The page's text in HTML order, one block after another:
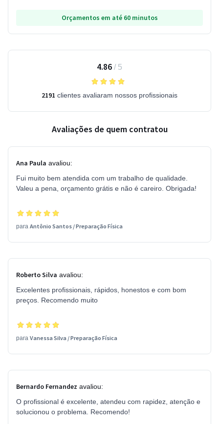
Orçamentos em até 60 minutos
4.86 / 5
2191 clientes avaliaram nossos profissionais
Avaliações de quem contratou
Ana Paula avaliou:
Fui muito bem atendida com um trabalho de qualidade.
Valeu a pena, orçamento grátis e não é careiro. Obrigada!
para Antônio Santos /Preparação Física
Roberto Silva avaliou:
Excelentes profissionais, rápidos, honestos e com bom
preços. Recomendo muito
para Vanessa Silva /Preparação Física
Bernardo Fernandez avaliou:
O profissional é excelente, atendeu com rapidez, atenção e
solucionou o problema. Recomendo!